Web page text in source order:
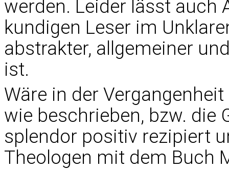
werden. Leider lässt auch
kundigen Leser im
abstrakter, allgemeiner
ist.
Wäre in der
wie beschrieben, bzw. die
splendor positiv rezipiert
Theologen mit dem Buch